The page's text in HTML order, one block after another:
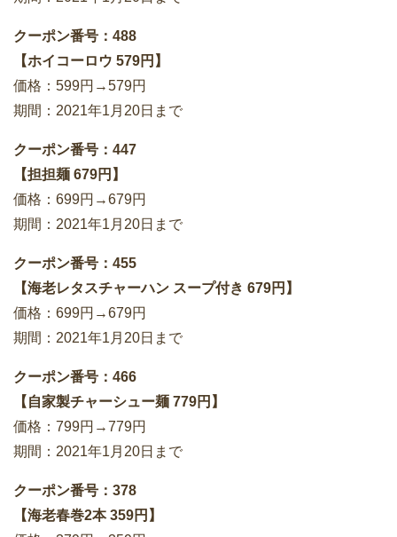
クーポン番号：488
【ホイコーロウ 579円】
価格：599円→579円
期間：2021年1月20日まで
クーポン番号：447
【担担麺 679円】
価格：699円→679円
期間：2021年1月20日まで
クーポン番号：455
【海老レタスチャーハン スープ付き 679円】
価格：699円→679円
期間：2021年1月20日まで
クーポン番号：466
【自家製チャーシュー麺 779円】
価格：799円→779円
期間：2021年1月20日まで
クーポン番号：378
【海老春巻2本 359円】